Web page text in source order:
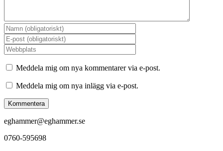
Meddela mig om nya kommentarer via e-post.
Meddela mig om nya inlägg via e-post.
eghammer@eghammer.se
0760-595698